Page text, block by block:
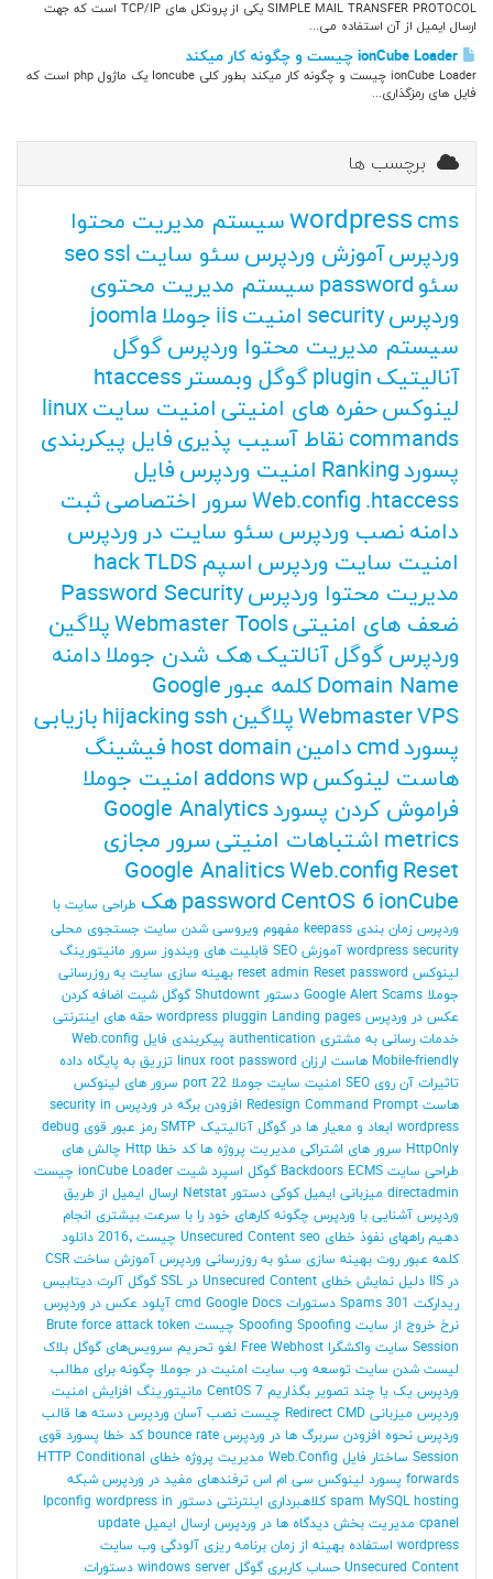
SIMPLE MAIL TRANSFER PROTOCOL یکی از پروتکل های TCP/IP است که جهت
ارسال ایمیل از آن استفاده می...
ionCube Loader چیست و چگونه کار میکند بطور کلی Ioncube یک ماژول php است که
فایل های رمزگذاری...
برچسب ها
wordpresscms
سیستم مدیریت محتوا
وردپرسآموزش وردپرس سئو سایت seossl
سئو password سیستم مدیریت محتوی
وردپرسsecurity امنیتiis جوملا joomla
سیستم مدیریت محتوا وردپرسگوگل
آنالیتیک pluginگوگل وبمستر htaccess
لینوکسحفره های امنیتی امنیت سایتlinux
commands نقاط آسیب پذیری فایل پیکربندی
پسوردRanking امنیت وردپرس فایل
Web.config .htaccess سرور اختصاصیثبت
دامنه نصب وردپرس سئو سایت در وردپرس
امنیت سایت وردپرس اسپم hackTLDS
مدیریت محتوا وردپرسPassword Security
ضعف های امنیتیWebmaster Toolsپلاگین
وردپرسگوگل آنالتیکهک شدن جوملا دامنه
Domain Nameکلمه عبور Google
WebmasterVPS پلاگین hijacking ssh
بازیابی
پسوردcmd دامین host domain
فیشینگ
هاست لینوکس
addonswp
امنیت جوملا
فراموش کردن پسوردGoogle Analytics
metrics اشتباهات امنیتیسرور مجازی
Google AnaliticsWeb.config Reset
password CentOS 6ionCube هک طراحی سایت با
وردپرس زمان بندی keepass مفهوم ویروسی شدن سایت جستجوی محلی
wordpress security آموزش SEO قابلیت های ویندوز سرور مانیتورینگ
لینوکس reset admin Reset password بهینه سازی سایت به روزرسانی
جوملا
Google Alert Scams دستور Shutdownt گوگل شیت اضافه کردن
عکس در وردپرس
wordpress pluggin Landing pages
حقه های اینترنتی
خدمات رسانی به مشتری authentication پیکربندی فایل Web.config
Mobile-friendly هاست ارزان linux root password تزریق به پایگاه داده
تاثیرات آن روی SEO
امنیت سایت جوملا port 22 سرور های لینوکس
هاست
Redesign Command Prompt افزودن برگه در وردپرس security in
wordpress ابعاد و معیار ها در گوگل آنالیتیک SMTP رمز عبور قوی debug
HttpOnly سرور های اشتراکی مدیریت پروژه ها کد خطا Http
چالش های
طراحی سایت
Backdoors ECMS گوگل اسپرد شیت ionCube Loader چیست
directadmin میزبانی ایمیل کوکی دستور Netstat
ارسال ایمیل از طریق
وردپرس آشنایی با وردپرس چگونه کارهای خود را با سرعت بیشتری انجام
دهیم راههای نفوذ خطای Unsecured Content seo چیست
2016٬ دانلود
کلمه عبور روت بهینه سازی سئو به روزرسانی وردپرس
آموزش ساخت CSR
در IIS
دلیل نمایش خطای Unsecured Content در SSL گوگل آلرت دیتابیس
ریدارکت 301
Spams دستورات cmd Google Docs
آپلود عکس در وردپرس
نرخ خروج از سایت Spoofing Spoofing چیست Brute force attack token
Session سایت واکشگرا Free Webhost لغو تحریم سرویس‌های گوگل بلاک
لیست شدن سایت توسعه وب سایت امنیت در جوملا چگونه برای مطالب
وردپرس یک یا چند تصویر بگذاریم CentOS 7 مانیتورینگ افزایش امنیت
وردپرس میزبانی Redirect CMD چیست نصب آسان وردپرس دسته ها قالب
وردپرس نحوه افزودن سربرگ ها در وردپرس bounce rate کد خطا پسورد قوی
Session ساختار فایل Web.Config مدیریت پروژه خطای HTTP Conditional
forwards پسورد لینوکس سی ام اس ترفندهای مفید در وردپرس شبکه
spam MySQL hosting کلاهبرداری اینترنتی دستور Ipconfig wordpress in
cpanel مدیریت بخش دیدگاه ها در وردپرس ارسال ایمیل update
wordpress استفاده بهینه از زمان برنامه ریزی آلودگی وب سایت
Unsecured Content حساب کاربری گوگل windows server دستورات